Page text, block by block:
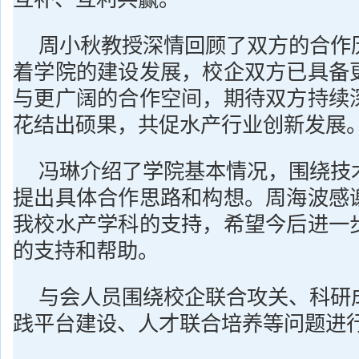
周小秋教授深情回顾了双方的合
着学院的建设发展，校企双方已具备
与更广阔的合作空间，期待双方持续
花结出硕果，共促水产行业创新发展
冯琳介绍了学院基本情况，围绕
提出具体合作思路和构想。周海波感
我校水产学科的支持，希望今后进一
的支持和帮助。
与会人员围绕校企联合攻关、科
践平台建设、人才联合培养等问题进